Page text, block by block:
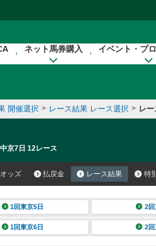
ネット馬券購入 イベント・プ
開催選択 > レース結果 レース選択 > レ
京7日 12レース
オッズ 払戻金 レース結果 特
1回東京5日 2回
1回東京6日 2回